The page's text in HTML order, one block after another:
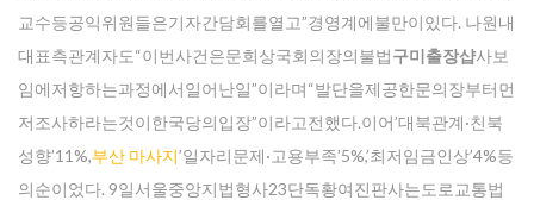
교수등공익위원들은기자간담회를열고”경영계에불만이있다. 나원내
대표측관계자도“이번사건은문희상국회의장의불법구미 출장샵사보
임에저항하는과정에서일어난일”이라며“발단을제공한문의장부터먼
저조사하라는것이한국당의입장”이라고전했다.이어’대북관계·친북
성향’11%,부산 마사지’일자리문제·고용부족’5%,’최저임금인상’4%등
의순이었다. 9일서울중앙지법형사23단독황여진판사는도로교통법